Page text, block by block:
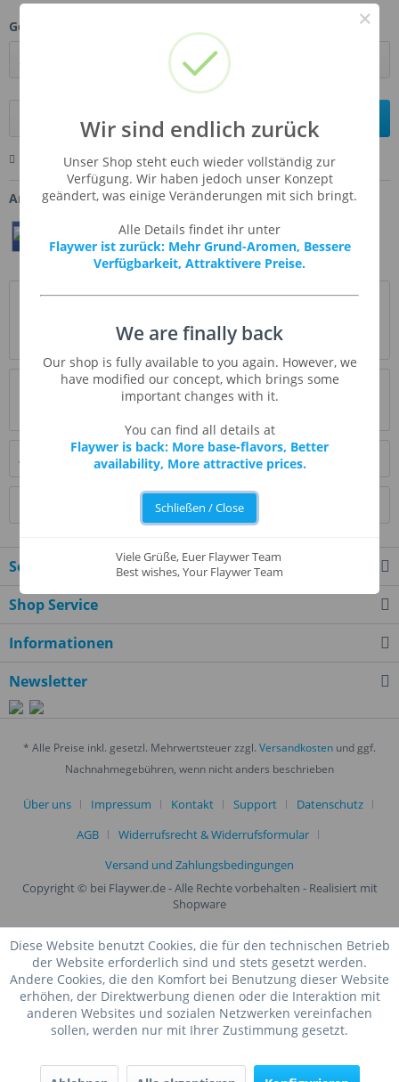
Gebinde:
In den Warenkorb
Merken Bewerten Fragen zum Artikel
Artikel-Nr.: FW-BOUR
Twittern Pin It
Beschreibung
Bourbon ist ein Whiskey gedreht Geist Geschmack. Dieses
beeindruckende Aroma sorgt für...mehr
Bewertungen
0
Ähnliche Artikel
Service Hotline
Shop Service
Informationen
Newsletter
* Alle Preise inkl. gesetzl. Mehrwertsteuer zzgl. Versandkosten und ggf.
Nachnahmegebühren, wenn nicht anders beschrieben
Über uns Impressum Kontakt Support
Datenschutz
AGB
Widerrufsrecht & Widerrufsformular
Versand und Zahlungsbedingungen
Copyright © bei Flaywer.de - Alle Rechte vorbehalten - Realisiert mit
Shopware
Diese Website benutzt Cookies, die für den technischen Betrieb
der Website erforderlich sind und stets gesetzt werden.
Andere Cookies, die den Komfort bei Benutzung dieser Website
erhöhen, der Direktwerbung dienen oder die Interaktion mit
anderen Websites und sozialen Netzwerken vereinfachen
sollen, werden nur mit Ihrer Zustimmung gesetzt.
×
Wir sind endlich zurück
Unser Shop steht euch wieder vollständig zur
Verfügung. Wir haben jedoch unser Konzept
geändert, was einige Veränderungen mit sich bringt.
Alle Details findet ihr unter
Flaywer ist zurück: Mehr Grund-Aromen, Bessere
Verfügbarkeit, Attraktivere Preise.
We are finally back
Our shop is fully available to you again. However, we
have modified our concept, which brings some
important changes with it.
You can find all details at
Flaywer is back: More base-flavors, Better
availability, More attractive prices.
Schließen / Close
Viele Grüße, Euer Flaywer Team
Best wishes, Your Flaywer Team